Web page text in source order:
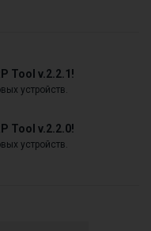
Tool v.2.2.1!
устройств.
Tool v.2.2.0!
устройств.